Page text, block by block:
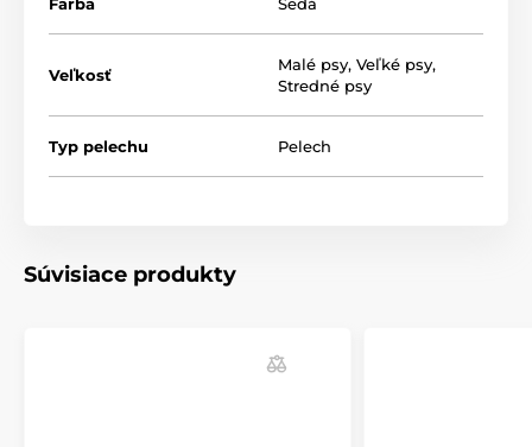
Výhodou je poťah, ktorý môžete praťv práčke. Ručné
šité, a tak sa môže stať, že velkosť sa bude mierne
lišiť, maximálne však o 2 - 4cm.)
Veľkosť
Malé psy, Veľké psy,
Stredné psy
Typ pelechu Pelech
Súvisiace produkty